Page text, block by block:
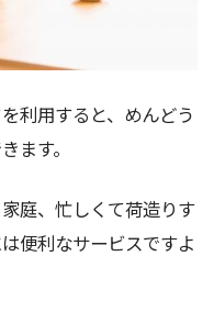
利用すると、めんどう
ます。
庭、忙しくて荷造りす
便利なサービスですよ